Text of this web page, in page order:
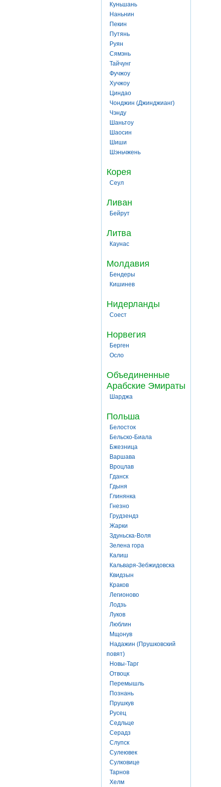
Куньшань
Наньнин
Пекин
Путянь
Руян
Сямэнь
Тайчунг
Фучжоу
Хучжоу
Циндао
Чонджин (Джинджианг)
Чэнду
Шаньтоу
Шаосин
Шиши
Шэньчжень
Корея
Сеул
Ливан
Бейрут
Литва
Каунас
Молдавия
Бендеры
Кишинев
Нидерланды
Соест
Норвегия
Берген
Осло
Объединенные
Арабские Эмираты
Шарджа
Польша
Белосток
Бельско-Биала
Бжезница
Варшава
Вроцлав
Гданск
Гдыня
Глинянка
Гнезно
Грудзендз
Жарки
Здуньска-Воля
Зелена гора
Калиш
Кальваря-Зебжидовска
Квидзын
Краков
Легионово
Лодзь
Луков
Люблин
Мщонув
Надажин (Прушковский
повят)
Новы-Тарг
Отвоцк
Перемышль
Познань
Прушкув
Русец
Седльце
Серадз
Слупск
Сулеювек
Сулковице
Тарнов
Хелм